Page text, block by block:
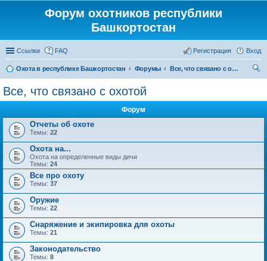
Форум охотников республики
Башкортостан
Ссылки FAQ Вход
Регистрация
Охота в республике Башкортостан Форумы
Все, что связано с охотой
Все, что связано с охотой
Форум
Отчеты об охоте
Темы: 22
Охота на...
Охота на определенные виды дичи
Темы: 24
Все про охоту
Темы: 37
Оружие
Темы: 22
Снаряжение и экипировка для охоты
Темы: 21
Законодательство
Темы: 8